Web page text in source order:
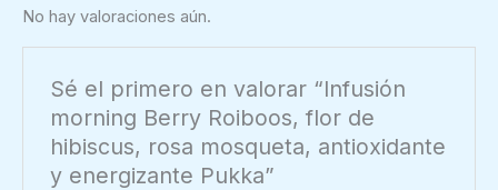
mosqueta,
antioxidante
energizante
Pukka
cantidad
No hay valoraciones aún.
Sé el primero en valorar “Infusión
morning Berry Roiboos, flor de
hibiscus, rosa mosqueta, antioxidante
y energizante Pukka”